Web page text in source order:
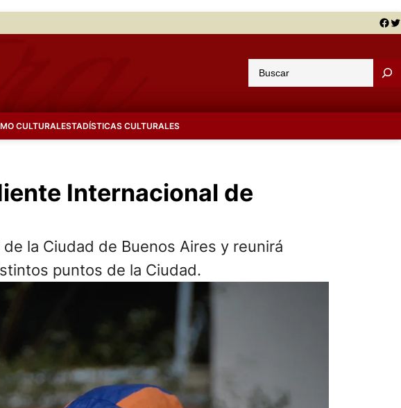
Facebook Twitter
u
a
CULTURALESTADÍSTICAS CULTURALES
Internacional de
la Ciudad de Buenos Aires y reunirá
puntos de la Ciudad.